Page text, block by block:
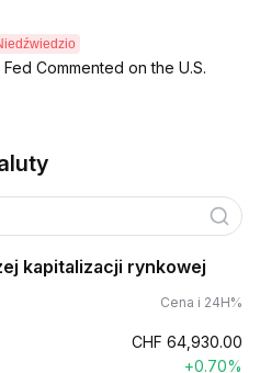
Commented on the U.S.
kapitalizacji rynkowej
Cena i 24H%
CHF 64,930.00
+0.70%